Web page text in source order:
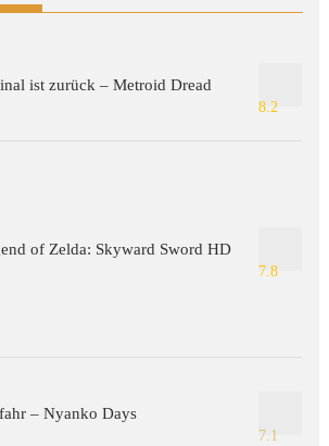
ist zurück – Metroid Dread
8.2
of Zelda: Skyward Sword HD
7.8
– Nyanko Days
7.1